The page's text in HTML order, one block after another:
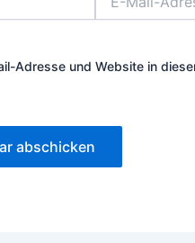
Mail-
Adresse und Website in